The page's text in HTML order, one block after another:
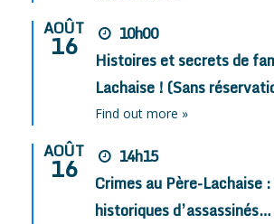
AOÛT
16
10h00
Histoires et secrets de
Lachaise ! (Sans
Find out more »
AOÛT
16
14h15
Crimes au Père-Lachaise
historiques